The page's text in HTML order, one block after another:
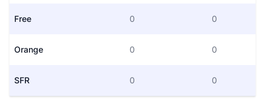
Free 0 0
Orange 0 0
SFR 0 0